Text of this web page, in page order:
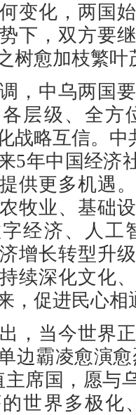
变化，两国
下，双方要
树愈加枝繁叶
，中乌两国
层级、全方
战略互信。中
5年中国经济
供更多机遇
牧业、基础
经济、人工
增长转型升
续深化文化
，促进民心相
，当今世界
边霸凌愈演
主席国，愿与
世界多极化